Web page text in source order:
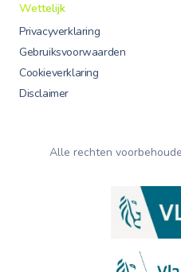
Wettelijk
Privacyverklaring
Gebruiksvoorwaarden
Cookieverklaring
Disclaimer
Alle rechten